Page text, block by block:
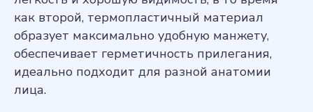
как второй, термопластичный материал
образует максимально удобную манжету,
обеспечивает герметичность прилегания,
идеально подходит для разной анатомии
лица.